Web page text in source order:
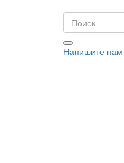
Напишите нам